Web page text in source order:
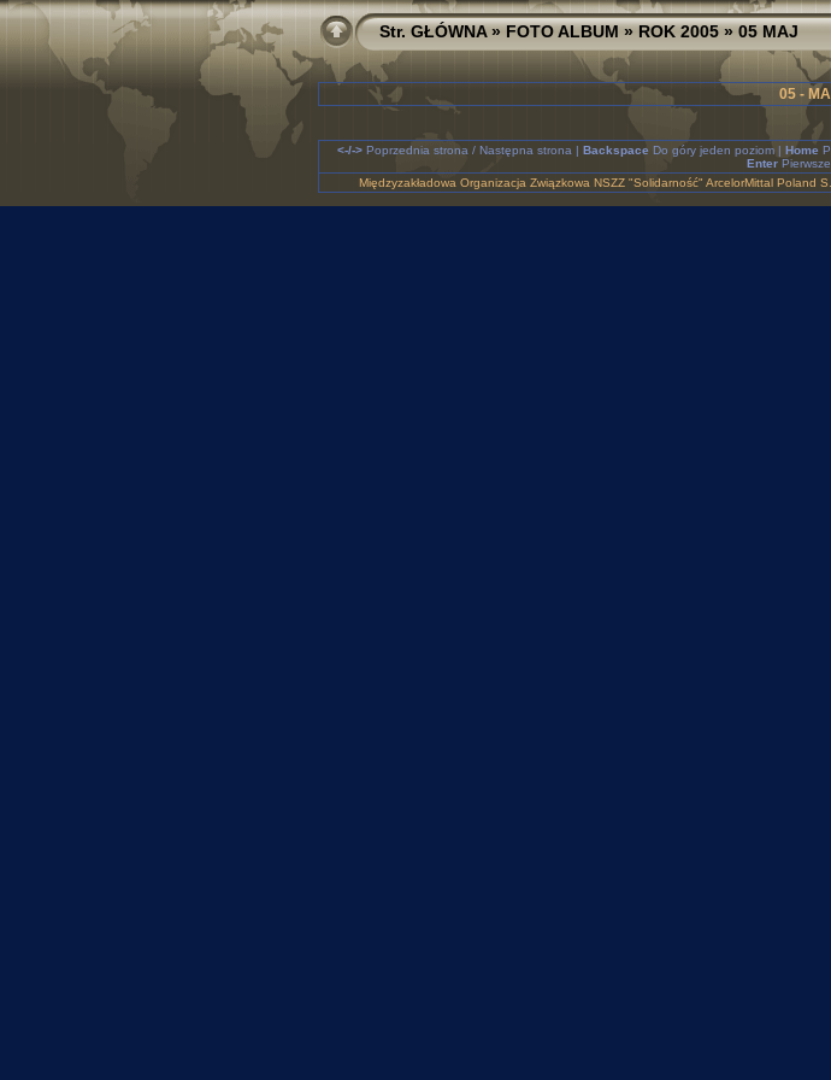
Str. GŁÓWNA»FOTO ALBUM»ROK 2005» 05 MAJ
05 -
<-/->Poprzednia strona / Następna strona | Backspace Do góry jeden poziom | Home
Enter
Międzyzakładowa Organizacja Związkowa NSZZ "Solidarność" ArcelorMittal Poland